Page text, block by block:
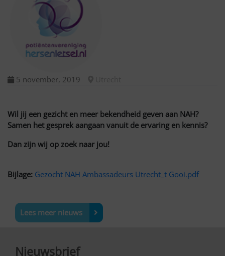
5 november, 2019
Wil jij een gezicht en meer bekendheid geven aan NAH?
Samen het gesprek aangaan vanuit de ervaring en kennis?
Dan zijn wij op zoek naar jou!
Bijlage: Gezocht NAH Ambassadeurs Utrecht_t Gooi.pdf
Lees meer nieuws
Nieuwsbrief